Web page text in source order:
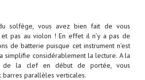
solfège, vous avez bien fait de vous
pas au violon ! En effet il n’y a pas de
de batterie puisque cet instrument n’est
simplifie considérablement la lecture. A la
de la clef en début de portée, vous
parallèles verticales.